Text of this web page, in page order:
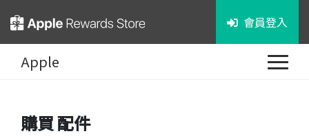
會員登入
Apple
購買配件